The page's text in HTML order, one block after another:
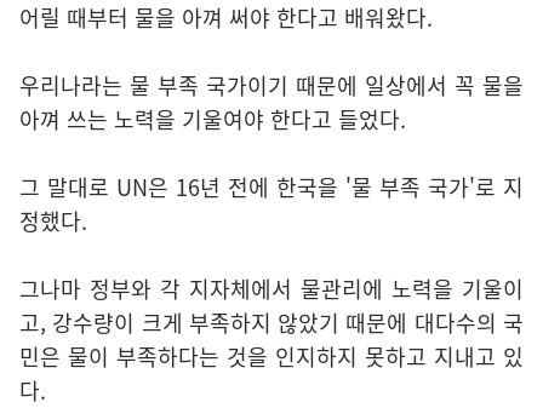
어릴 때부터 물을 아껴 써야 한다고 배워왔다.
우리나라는 물 부족 국가이기 때문에 일상에서 꼭 물을
아껴 쓰는 노력을 기울여야 한다고 들었다.
그 말대로 UN은 16년 전에 한국을 '물 부족 국가'로 지
정했다.
그나마 정부와 각 지자체에서 물관리에 노력을 기울이
고, 강수량이 크게 부족하지 않았기 때문에 대다수의 국
민은 물이 부족하다는 것을 인지하지 못하고 지내고 있
다.